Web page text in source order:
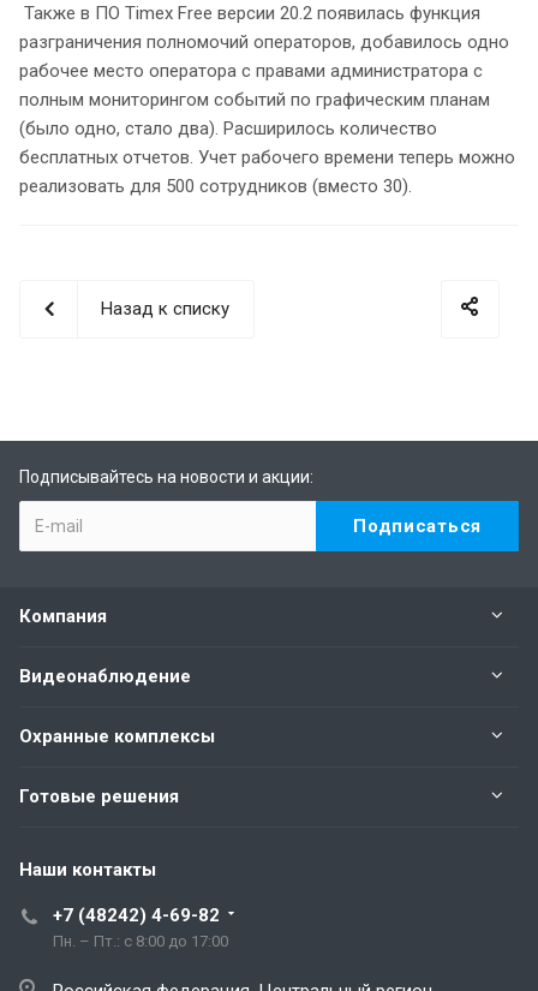
Также в ПО Timex Free версии 20.2 появилась функция
разграничения полномочий операторов, добавилось одно
рабочее место оператора с правами администратора с
полным мониторингом событий по графическим планам
(было одно, стало два). Расширилось количество
бесплатных отчетов. Учет рабочего времени теперь можно
реализовать для 500 сотрудников (вместо 30).
Назад к списку
Подписывайтесь на новости и акции:
Компания
Видеонаблюдение
Охранные комплексы
Готовые решения
Наши контакты
+7 (48242) 4-69-82
Пн. – Пт.: с 8:00 до 17:00